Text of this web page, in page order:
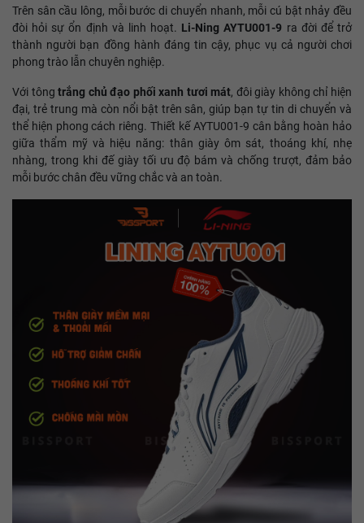
Trên sân cầu lông, mỗi bước di chuyển nhanh, mỗi cú bật nhảy đều
đòi hỏi sự ổn định và linh hoạt. Li‑Ning AYTU001‑9 ra đời để trở
thành người bạn đồng hành đáng tin cậy, phục vụ cả người chơi
phong trào lẫn chuyên nghiệp.
Với tôngtrắng chủ đạo phối xanh tươi mát, đôi giày không chỉ hiện
đại, trẻ trung mà còn nổi bật trên sân, giúp bạn tự tin di chuyển và
thể hiện phong cách riêng. Thiết kế AYTU001‑9 cân bằng hoàn hảo
giữa thẩm mỹ và hiệu năng: thân giày ôm sát, thoáng khí, nhẹ
nhàng, trong khi đế giày tối ưu độ bám và chống trượt, đảm bảo
mỗi bước chân đều vững chắc và an toàn.